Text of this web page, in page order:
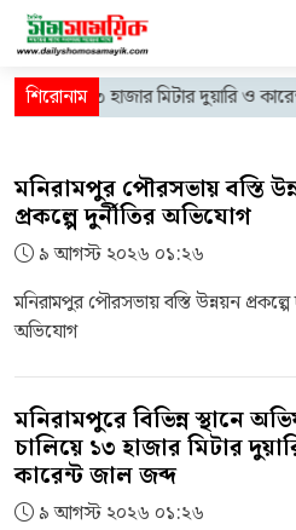
১৩ হাজার মিটার দুয়ারি ও কারেন্ট
মনিরামপুর পৌরসভায় বস্তি
প্রকল্পে দুর্নীতির অভিযোগ
৯ আগস্ট ২০২৬ ০১:২৬
মনিরামপুর পৌরসভায় বস্তি উন্নয়ন প্রকল্পে
অভিযোগ
মনিরামপুরে বিভিন্ন স্থানে
চালিয়ে ১৩ হাজার মিটার
কারেন্ট জাল জব্দ
৯ আগস্ট ২০২৬ ০১:২৬